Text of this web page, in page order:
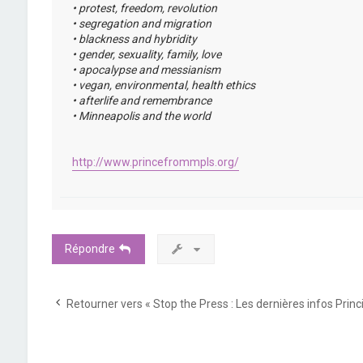
• protest, freedom, revolution
• segregation and migration
• blackness and hybridity
• gender, sexuality, family, love
• apocalypse and messianism
• vegan, environmental, health ethics
• afterlife and remembrance
• Minneapolis and the world
http://www.princefrommpls.org/
Répondre
Retourner vers « Stop the Press : Les dernières infos